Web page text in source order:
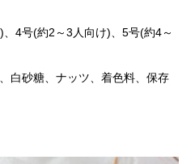
4号(約2～3人向け)、5号(約4～
白砂糖、ナッツ、着色料、保存